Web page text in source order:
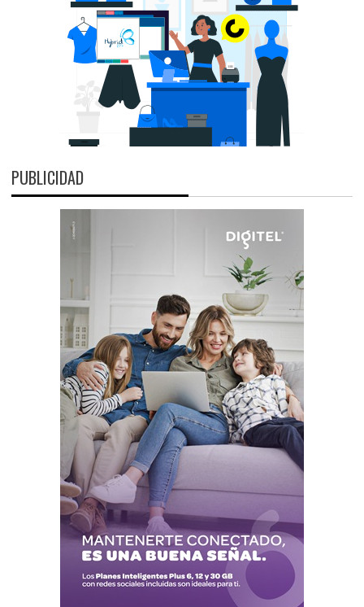
PUBLICIDAD